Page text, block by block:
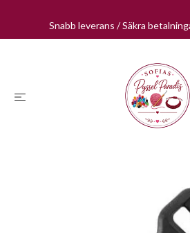
Snabb leverans / Säkra